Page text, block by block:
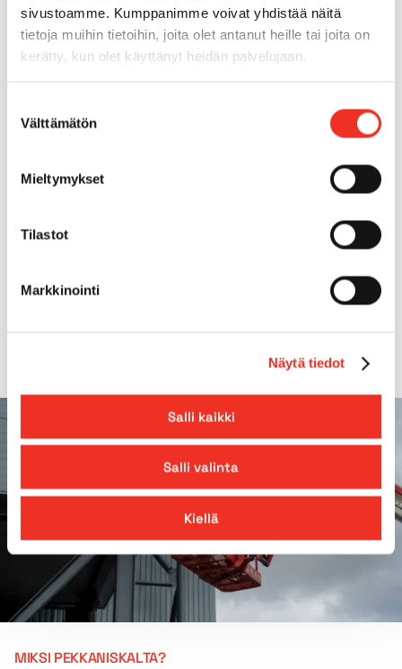
sivustoamme. Kumppanimme voivat yhdistää näitä
tietoja muihin tietoihin, joita olet antanut heille tai joita on
kerätty, kun olet käyttänyt heidän palvelujaan.
valinta
Välttämätön
Mieltymykset
Tilastot
Markkinointi
Näytä tiedot
Salli kaikki
Salli valinta
Kiellä
Sisärenkaat Kyllä
Max. alustan kaltevuus
Mäennousukyky
Lavan jatke
*Kaiteet ylhäällä, koneessa taitettavat
MIKSI PEKKANISKALTA?